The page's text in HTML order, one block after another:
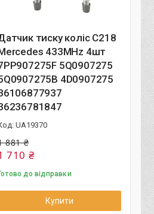
тиску коліс C218
433MHz 4шт
5Q0907275
4D0907275
UA19370
881 ₴
710 ₴
до відправки
Купити